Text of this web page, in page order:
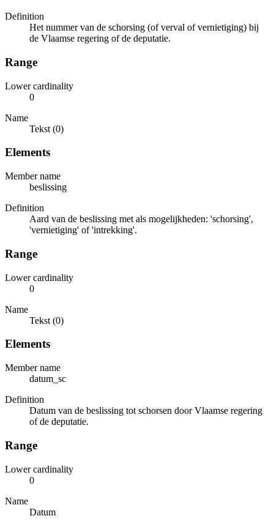
Definition
Het nummer van de schorsing (of verval of vernietiging) bij
de Vlaamse regering of de deputatie.
Range
Lower cardinality
0
Name
Tekst (0)
Elements
Member name
beslissing
Definition
Aard van de beslissing met als mogelijkheden: 'schorsing',
'vernietiging' of 'intrekking'.
Range
Lower cardinality
0
Name
Tekst (0)
Elements
Member name
datum_sc
Definition
Datum van de beslissing tot schorsen door Vlaamse regering
of de deputatie.
Range
Lower cardinality
0
Name
Datum